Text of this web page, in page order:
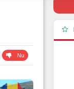
Nu